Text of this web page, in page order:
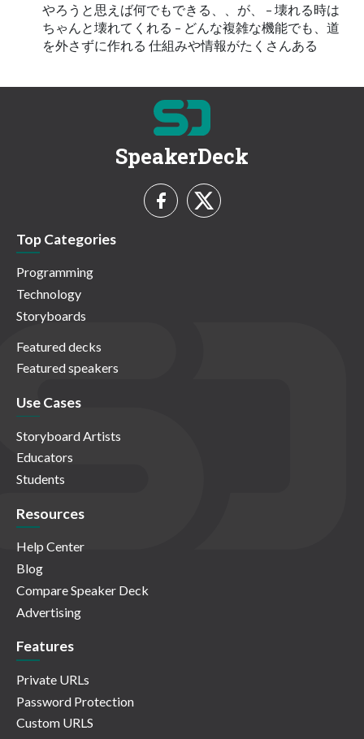
やろうと思えば何でもできる、、が、 – 壊れる時は
ちゃんと壊れてくれる – どんな複雑な機能でも、道
を外さずに作れる 仕組みや情報がたくさんある
SpeakerDeck
Top Categories
Programming
Technology
Storyboards
Featured decks
Featured speakers
Use Cases
Storyboard Artists
Educators
Students
Resources
Help Center
Blog
Compare Speaker Deck
Advertising
Features
Private URLs
Password Protection
Custom URLS